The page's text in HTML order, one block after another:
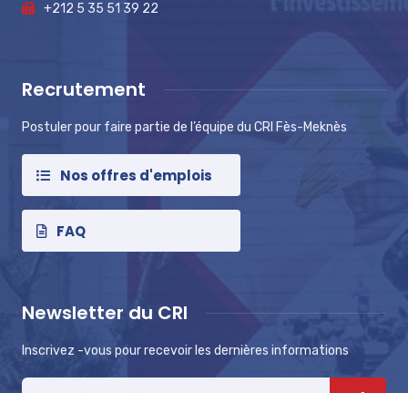
+212 5 35 51 39 22
Recrutement
Postuler pour faire partie de l’équipe du CRI Fès-Meknès
Nos offres d'emplois
FAQ
Newsletter du CRI
Inscrivez -vous pour recevoir les dernières informations